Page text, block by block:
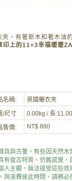
夾，有著新木和著木油
印上的11+3幸福暖暖
名稱:
英國曬衣夾
/尺寸
0.00kg / 長
售價:
NT$ 880
貨與古董，有些因天然
有復古特質、仿舊感覺
人主觀，無法接受這些
與浪費彼此時間，請務必